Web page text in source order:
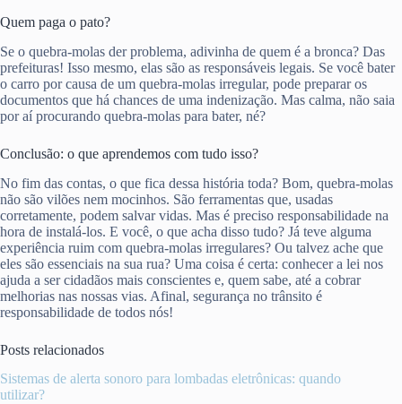
Quem paga o pato?
Se o quebra-molas der problema, adivinha de quem é a bronca? Das
prefeituras! Isso mesmo, elas são as responsáveis legais. Se você bater
o carro por causa de um quebra-molas irregular, pode preparar os
documentos que há chances de uma indenização. Mas calma, não saia
por aí procurando quebra-molas para bater, né?
Conclusão: o que aprendemos com tudo isso?
No fim das contas, o que fica dessa história toda? Bom, quebra-molas
não são vilões nem mocinhos. São ferramentas que, usadas
corretamente, podem salvar vidas. Mas é preciso responsabilidade na
hora de instalá-los. E você, o que acha disso tudo? Já teve alguma
experiência ruim com quebra-molas irregulares? Ou talvez ache que
eles são essenciais na sua rua? Uma coisa é certa: conhecer a lei nos
ajuda a ser cidadãos mais conscientes e, quem sabe, até a cobrar
melhorias nas nossas vias. Afinal, segurança no trânsito é
responsabilidade de todos nós!
Posts relacionados
Sistemas de alerta sonoro para lombadas eletrônicas: quando
utilizar?